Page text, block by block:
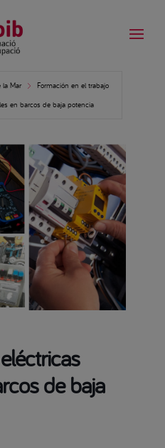
la Mar
Formación en el trabajo
en barcos de baja potencia
de baja